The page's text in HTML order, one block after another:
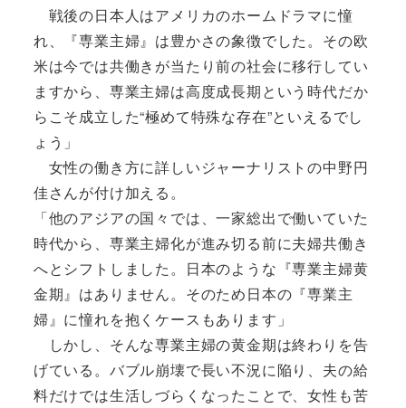
戦後の日本人はアメリカのホームドラマに憧
れ、『専業主婦』は豊かさの象徴でした。その欧
米は今では共働きが当たり前の社会に移行してい
ますから、専業主婦は高度成長期という時代だか
らこそ成立した“極めて特殊な存在”といえるでし
ょう」
女性の働き方に詳しいジャーナリストの中野円
佳さんが付け加える。
「他のアジアの国々では、一家総出で働いていた
時代から、専業主婦化が進み切る前に夫婦共働き
へとシフトしました。日本のような『専業主婦黄
金期』はありません。そのため日本の『専業主
婦』に憧れを抱くケースもあります」
しかし、そんな専業主婦の黄金期は終わりを告
げている。バブル崩壊で長い不況に陥り、夫の給
料だけでは生活しづらくなったことで、女性も苦